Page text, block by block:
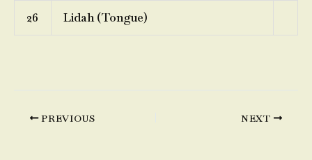
26 Lidah (Tongue)
PREVIOUS NEXT